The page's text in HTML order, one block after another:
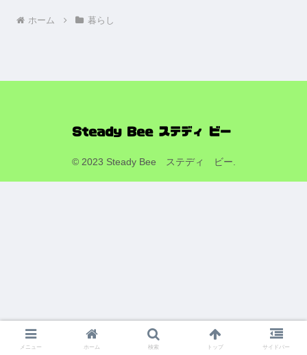
ホーム 暮らし
© 2023 Steady Bee ステディ ビー.
メニュー ホーム 検索 トップ サイドバー